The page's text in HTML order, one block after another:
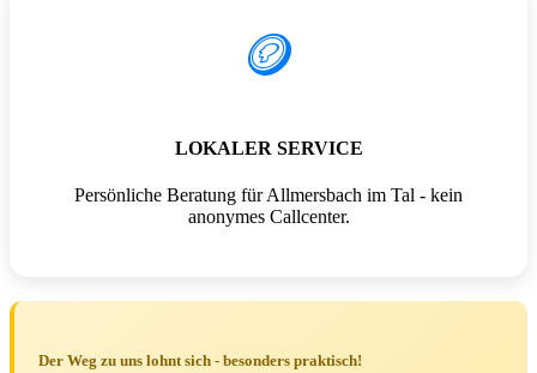
🪙
LOKALER SERVICE
Persönliche Beratung für Allmersbach im Tal - kein
anonymes Callcenter.
Der Weg zu uns lohnt sich - besonders praktisch!